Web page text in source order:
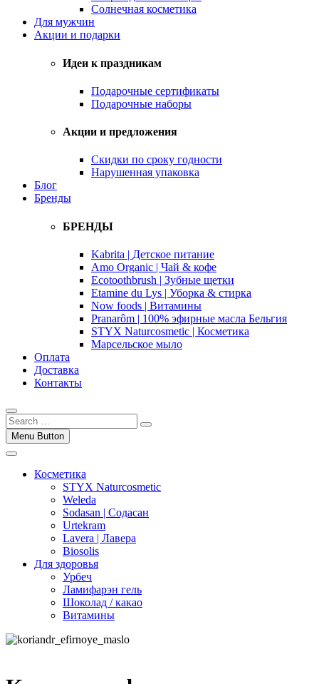
Солнечная косметика
Для мужчин
Акции и подарки
Идеи к праздникам
Подарочные сертификаты
Подарочные наборы
Акции и предложения
Скидки по сроку годности
Нарушенная упаковка
Блог
Бренды
БРЕНДЫ
Kabrita | Детское питание
Amo Organic | Чай & кофе
Ecotoothbrush | Зубные щетки
Etamine du Lys | Уборка & стирка
Now foods | Витамины
Pranarôm | 100% эфирные масла Бельгия
STYX Naturcosmetic | Косметика
Марсельское мыло
Оплата
Доставка
Контакты
Menu Button
Косметика
STYX Naturcosmetic
Weleda
Sodasan | Содасан
Urtekram
Lavera | Лавера
Biosolis
Для здоровья
Урбеч
Ламифарэн гель
Шоколад / какао
Витамины